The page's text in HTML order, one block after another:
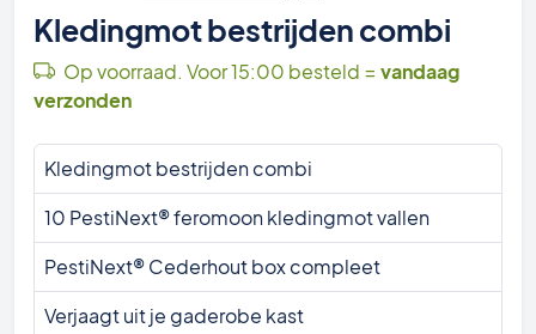
Kledingmot bestrijden combi
Op voorraad. Voor 15:00 besteld = vandaag
verzonden
Kledingmot bestrijden combi
10 PestiNext® feromoon kledingmot vallen
PestiNext® Cederhout box compleet
Verjaagt uit je gaderobe kast